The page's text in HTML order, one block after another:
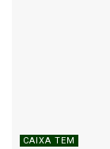
CAIXA TEM